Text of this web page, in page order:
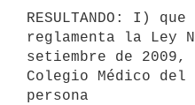
RESULTANDO: I)
reglamenta la Ley
setiembre de
Colegio Médico del
persona